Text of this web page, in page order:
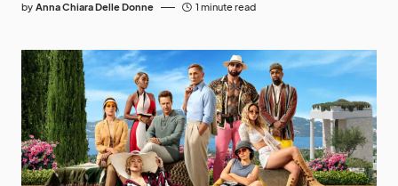
by Anna Chiara Delle Donne 1 minute read